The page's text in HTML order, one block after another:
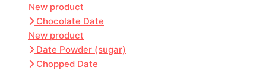
New product
Chocolate Date
New product
Date Powder (sugar)
Chopped Date